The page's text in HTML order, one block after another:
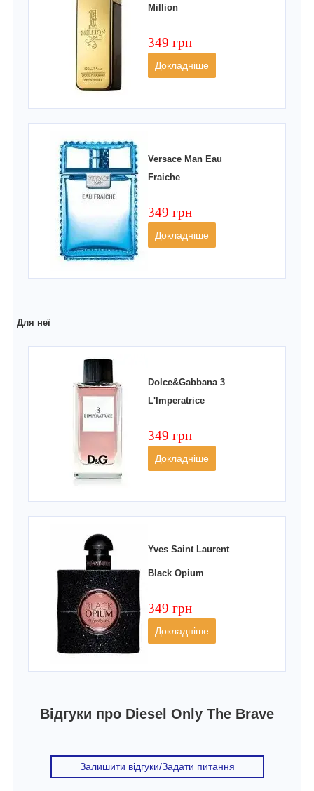
Million
349 грн
Докладніше
Versace Man Eau
Fraiche
349 грн
Докладніше
Для неї
Dolce&Gabbana 3
L'Imperatrice
349 грн
Докладніше
Yves Saint Laurent
Black Opium
349 грн
Докладніше
Відгуки про Diesel Only The Brave
Залишити відгуки/Задати питання